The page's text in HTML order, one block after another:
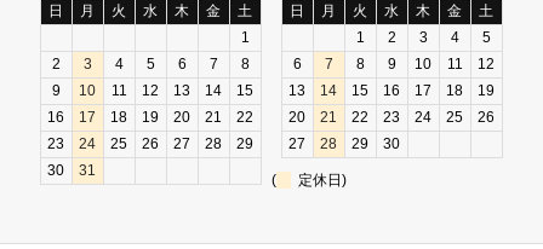
日
月 火 水 木 金
土
1
2
3 4 5 6 7
8
9
10 11 12 13 14
15
16
17 18 19 20 21
22
23
24 25 26 27 28
29
30
31
日
月 火 水 木 金
土
1
2 3 4
5
6
7 8 9 10 11
12
13
14 15 16 17 18
19
20
21 22 23 24 25
26
27
28 29 30
( 定休日)